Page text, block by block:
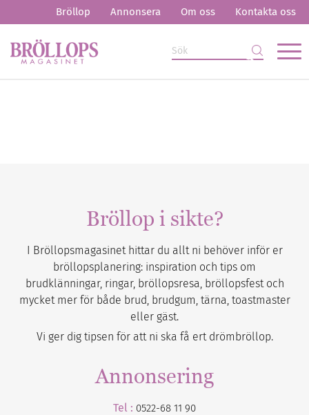
Bröllop Annonsera Om oss Kontakta oss
Bröllop i sikte?
I Bröllopsmagasinet hittar du allt ni behöver inför er
bröllopsplanering: inspiration och tips om
brudklänningar, ringar, bröllopsresa, bröllopsfest och
mycket mer för både brud, brudgum, tärna, toastmaster
eller gäst.
Vi ger dig tipsen för att ni ska få ert drömbröllop.
Annonsering
Tel : 0522-68 11 90